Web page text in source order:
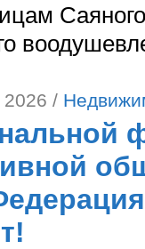
2026 /